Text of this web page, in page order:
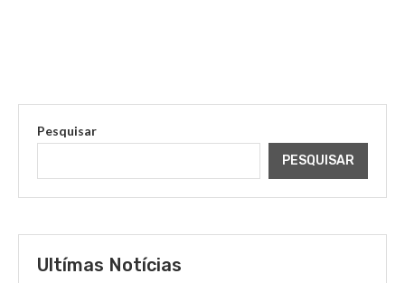
Pesquisar
PESQUISAR
Ultímas Notícias